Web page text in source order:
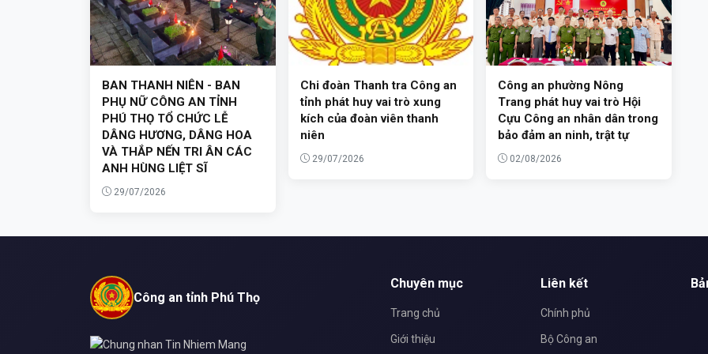
BAN THANH NIÊN - BAN
PHỤ NỮ CÔNG AN TỈNH
PHÚ THỌ TỔ CHỨC LỄ
DÂNG HƯƠNG, DÂNG HOA
VÀ THẮP NẾN TRI ÂN CÁC
ANH HÙNG LIỆT SĨ
29/07/2026
Chi đoàn Thanh tra Công an
tỉnh phát huy vai trò xung
kích của đoàn viên thanh
niên
29/07/2026
Công an phường Nông
Trang phát huy vai trò Hội
Cựu Công an nhân dân trong
bảo đảm an ninh, trật tự
02/08/2026
Công an tỉnh Phú Thọ
Chuyên mục
Trang chủ
Giới thiệu
Liên kết
Chính phủ
Bộ Công an